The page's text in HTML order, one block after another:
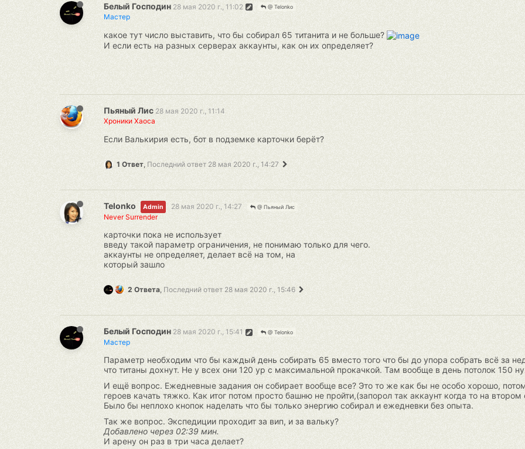
Белый Господин 28 мая 2020 г., 11:02 @ Telonko
Мастер
какое тут число выставить, что бы собирал 65 титанита и не больше?
И если есть на разных серверах аккаунты, как он их определяет?
Пьяный Лис 28 мая 2020 г., 11:14
Хроники Хаоса
Если Валькирия есть, бот в подземке карточки берёт?
1 Ответ, Последний ответ 28 мая 2020 г., 14:27
Telonko Admin 28 мая 2020 г., 14:27 @ Пьяный Лис
Never Surrender
карточки пока не использует
введу такой параметр ограничения, не понимаю только для чего.
аккаунты не определяет, делает всё на том, на
который зашло
2 Ответа, Последний ответ 28 мая 2020 г., 15:46
Белый Господин 28 мая 2020 г., 15:41 @ Telonko
Мастер
Параметр необходим что бы каждый день собирать 65 вместо того что бы до упора собрать всё за
что титаны дохнут. Не у всех они 120 ур с максимальной прокачкой. Там вообще в день потолок 150
И ещё вопрос. Ежедневные задания он собирает вообще все? Это то же как бы не особо хорошо,
героев качать тяжко. Как итог потом просто башню не пройти,(запорол так аккаунт когда то на
Было бы неплохо кнопок наделать что бы только энергию собирал и ежедневки без опыта.
Так же вопрос. Экспедиции проходит за вип, и за вальку?
Добавлено через 02:39 мин.
И арену он раз в три часа делает?